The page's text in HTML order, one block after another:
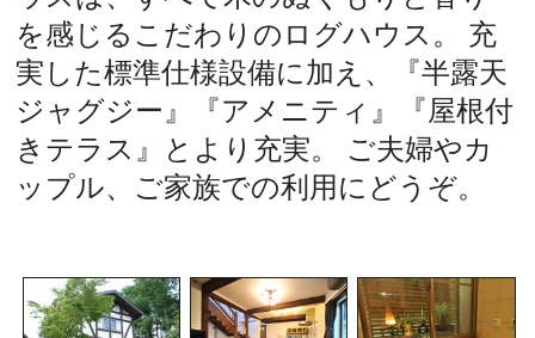
を感じるこだわりのログハウス。 充
実した標準仕様設備に加え、『半露天
ジャグジー』『アメニティ』『屋根付
きテラス』とより充実。 ご夫婦やカ
ップル、ご家族での利用にどうぞ。